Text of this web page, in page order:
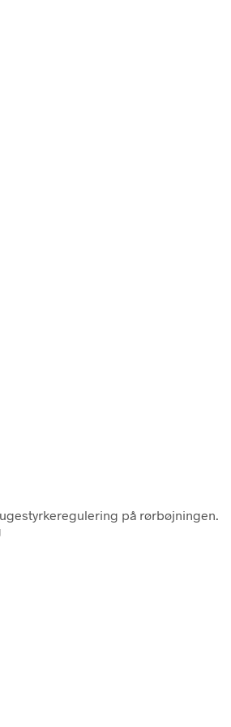
på rørbøjningen.